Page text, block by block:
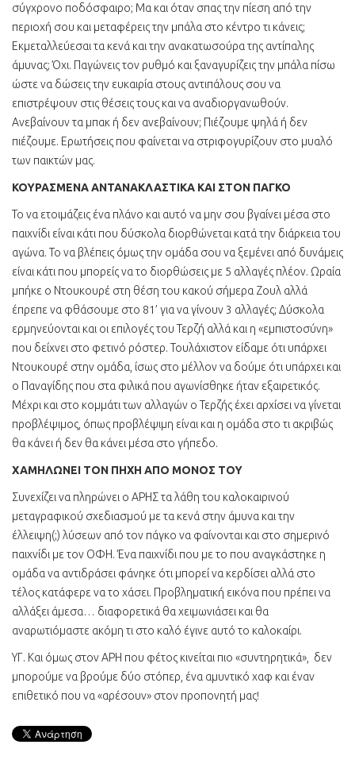
σύγχρονο ποδόσφαιρο; Μα και όταν σπας την πίεση από την
περιοχή σου και μεταφέρεις την μπάλα στο κέντρο τι κάνεις;
Εκμεταλλεύεσαι τα κενά και την ανακατωσούρα της αντίπαλης
άμυνας; Όχι. Παγώνεις τον ρυθμό και ξαναγυρίζεις την μπάλα πίσω
ώστε να δώσεις την ευκαιρία στους αντιπάλους σου να
επιστρέψουν στις θέσεις τους και να αναδιοργανωθούν.
Ανεβαίνουν τα μπακ ή δεν ανεβαίνουν; Πιέζουμε ψηλά ή δεν
πιέζουμε. Ερωτήσεις που φαίνεται να στριφογυρίζουν στο μυαλό
των παικτών μας.
ΚΟΥΡΑΣΜΕΝΑ ΑΝΤΑΝΑΚΛΑΣΤΙΚΑ ΚΑΙ ΣΤΟΝ ΠΑΓΚΟ
Το να ετοιμάζεις ένα πλάνο και αυτό να μην σου βγαίνει μέσα στο
παιχνίδι είναι κάτι που δύσκολα διορθώνεται κατά την διάρκεια του
αγώνα. Το να βλέπεις όμως την ομάδα σου να ξεμένει από δυνάμεις
είναι κάτι που μπορείς να το διορθώσεις με 5 αλλαγές πλέον. Ωραία
μπήκε ο Ντουκουρέ στη θέση του κακού σήμερα Ζουλ αλλά
έπρεπε να φθάσουμε στο 81’ για να γίνουν 3 αλλαγές; Δύσκολα
ερμηνεύονται και οι επιλογές του Τερζή αλλά και η «εμπιστοσύνη»
που δείχνει στο φετινό ρόστερ. Τουλάχιστον είδαμε ότι υπάρχει
Ντουκουρέ στην ομάδα, ίσως στο μέλλον να δούμε ότι υπάρχει και
ο Παναγίδης που στα φιλικά που αγωνίσθηκε ήταν εξαιρετικός.
Μέχρι και στο κομμάτι των αλλαγών ο Τερζής έχει αρχίσει να γίνεται
προβλέψιμος, όπως προβλέψιμη είναι και η ομάδα στο τι ακριβώς
θα κάνει ή δεν θα κάνει μέσα στο γήπεδο.
ΧΑΜΗΛΩΝΕΙ ΤΟΝ ΠΗΧΗ ΑΠΟ ΜΟΝΟΣ ΤΟΥ
Συνεχίζει να πληρώνει ο ΑΡΗΣ τα λάθη του καλοκαιρινού
μεταγραφικού σχεδιασμού με τα κενά στην άμυνα και την
έλλειψη(;) λύσεων από τον πάγκο να φαίνονται και στο σημερινό
παιχνίδι με τον ΟΦΗ. Ένα παιχνίδι που με το που αναγκάστηκε η
ομάδα να αντιδράσει φάνηκε ότι μπορεί να κερδίσει αλλά στο
τέλος κατάφερε να το χάσει. Προβληματική εικόνα που πρέπει να
αλλάξει άμεσα… διαφορετικά θα χειμωνιάσει και θα
αναρωτιόμαστε ακόμη τι στο καλό έγινε αυτό το καλοκαίρι.
ΥΓ. Και όμως στον ΑΡΗ που φέτος κινείται πιο «συντηρητικά», δεν
μπορούμε να βρούμε δύο στόπερ, ένα αμυντικό χαφ και έναν
επιθετικό που να «αρέσουν» στον προπονητή μας!